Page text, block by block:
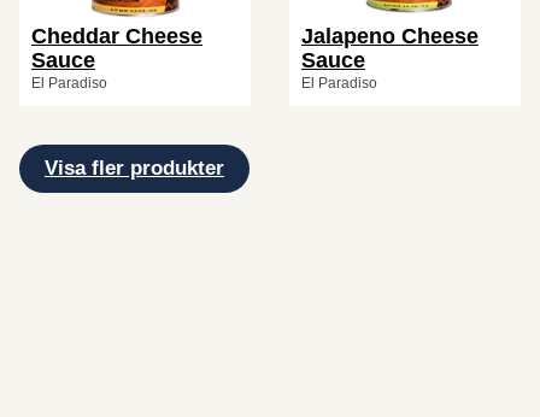
Cheddar Cheese
Sauce
El Paradiso
Jalapeno Cheese
Sauce
El Paradiso
Visa fler produkter